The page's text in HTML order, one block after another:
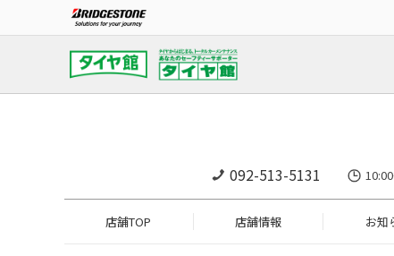
092-513-5131
店舗TOP 店舗情報 お知